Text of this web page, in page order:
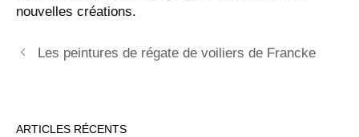
nouvelles créations.
Les peintures de régate de voiliers de Francke
ARTICLES RÉCENTS